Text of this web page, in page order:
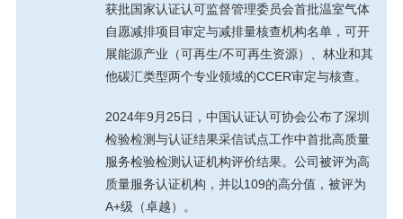
获批国家认证认可监督管理委员会首批温室气体
自愿减排项目审定与减排量核查机构名单，可开
展能源产业（可再生/不可再生资源）、林业和其
他碳汇类型两个专业领域的CCER审定与核查。
2024年9月25日，中国认证认可协会公布了深圳
检验检测与认证结果采信试点工作中首批高质量
服务检验检测认证机构评价结果。公司被评为高
质量服务认证机构，并以109的高分值，被评为
A+级（卓越）。